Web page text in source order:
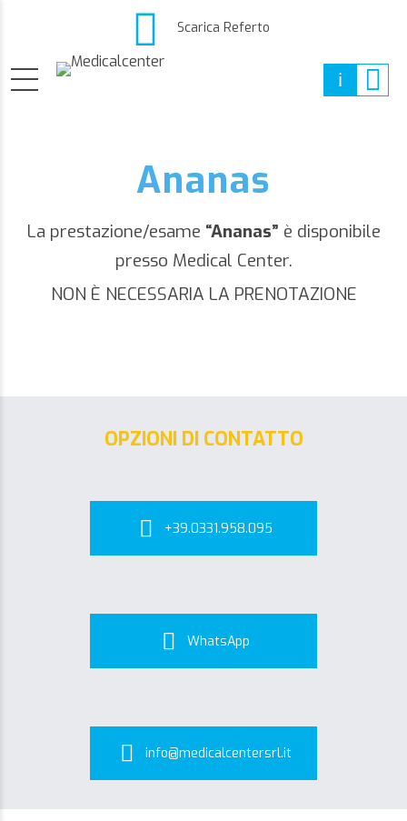
Scarica Referto
Ananas
La prestazione/esame “Ananas” è disponibile
presso Medical Center.
NON È NECESSARIA LA PRENOTAZIONE
OPZIONI DI CONTATTO
+39.0331.958.095
WhatsApp
info@medicalcentersrl.it